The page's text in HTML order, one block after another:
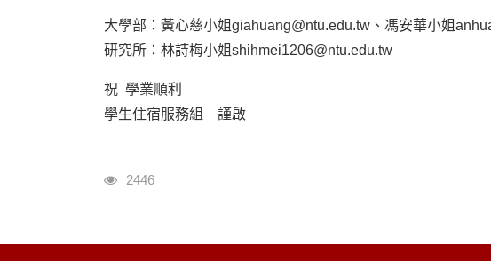
大學部：黃心慈小姐giahuang@ntu.edu.tw、馮安華小姐
研究所：林詩梅小姐shihmei1206@ntu.edu.tw
祝 學業順利
學生住宿服務組 謹啟
瀏覽人次
2446